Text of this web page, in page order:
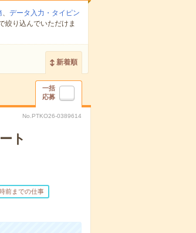
、 データ入力・タイピン
絞り込んでいただけま
新着順
一括
応募
No.PTKO26-0389614
ト
前までの仕事